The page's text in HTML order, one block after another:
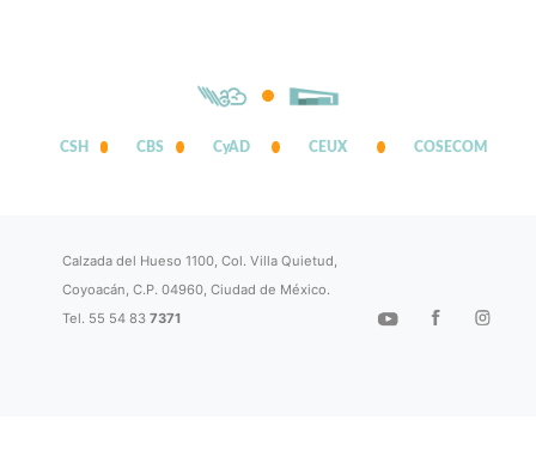
CSH CBS CyAD CEUX COSECOM
Calzada del Hueso 1100, Col. Villa Quietud,
Coyoacán, C.P. 04960, Ciudad de México.
Tel. 55 54 837371